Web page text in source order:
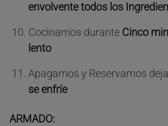
envolvente todos los
Cocinamos durante Cinco
lento
Apagamos y Reservamos
se enfríe
ARMADO: